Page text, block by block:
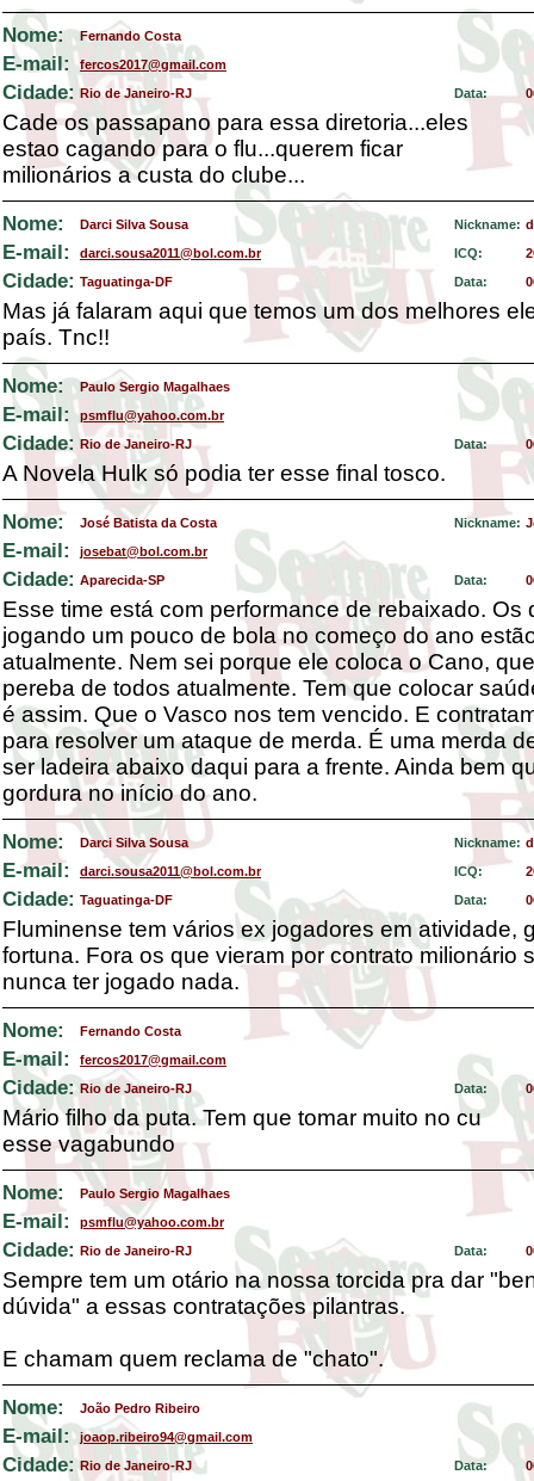
Nome: Fernando Costa
E-mail: fercos2017@gmail.com
Cidade: Rio de Janeiro-RJ Data:
Cade os passapano para essa diretoria...eles
estao cagando para o flu...querem ficar
milionários a custa do clube...
Nome: Darci Silva Sousa Nickname:
E-mail: darci.sousa2011@bol.com.br ICQ:
Cidade: Taguatinga-DF Data:
Mas já falaram aqui que temos um dos melhores
país. Tnc!!
Nome: Paulo Sergio Magalhaes
E-mail: psmflu@yahoo.com.br
Cidade: Rio de Janeiro-RJ Data:
A Novela Hulk só podia ter esse final tosco.
Nome: José Batista da Costa Nickname:
E-mail: josebat@bol.com.br
Cidade: Aparecida-SP Data:
Esse time está com performance de rebaixado. Os
jogando um pouco de bola no começo do ano
atualmente. Nem sei porque ele coloca o Cano,
pereba de todos atualmente. Tem que colocar
é assim. Que o Vasco nos tem vencido. E
para resolver um ataque de merda. É uma merda
ser ladeira abaixo daqui para a frente. Ainda bem
gordura no início do ano.
Nome: Darci Silva Sousa Nickname:
E-mail: darci.sousa2011@bol.com.br ICQ:
Cidade: Taguatinga-DF Data:
Fluminense tem vários ex jogadores em atividade,
fortuna. Fora os que vieram por contrato milionário
nunca ter jogado nada.
Nome: Fernando Costa
E-mail: fercos2017@gmail.com
Cidade: Rio de Janeiro-RJ Data:
Mário filho da puta. Tem que tomar muito no cu
esse vagabundo
Nome: Paulo Sergio Magalhaes
E-mail: psmflu@yahoo.com.br
Cidade: Rio de Janeiro-RJ Data:
Sempre tem um otário na nossa torcida pra dar
dúvida" a essas contratações pilantras.
E chamam quem reclama de "chato".
Nome: João Pedro Ribeiro
E-mail: joaop.ribeiro94@gmail.com
Cidade: Rio de Janeiro-RJ Data: